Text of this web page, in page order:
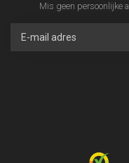
Mis geen persoonlijke